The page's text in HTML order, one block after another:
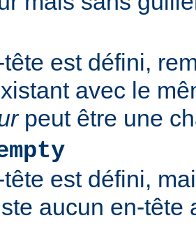
tête est défini,
avec le
peut être une
tête est défini,
aucun en-tête